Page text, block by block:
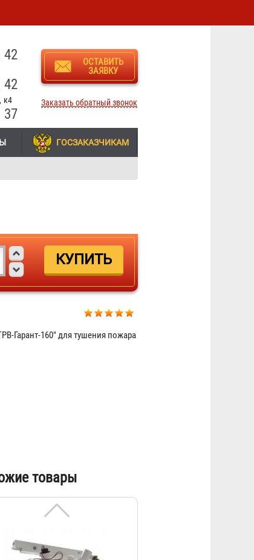
42
42
к4
37
ОСТАВИТЬ
ЗАЯВКУ
Заказать обратный звонок
ГОСЗАКАЗЧИКАМ
Гарант-160" для тушения пожара
товары
МУПТВ «ТРВ-Гарант-30»
«ТРВ-Гарант»-14,5-Г-В